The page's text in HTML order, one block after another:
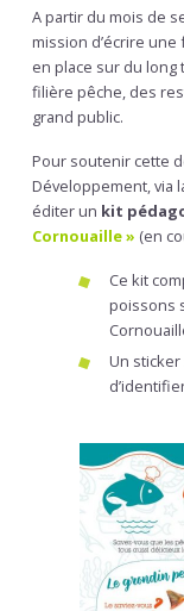
A partir du mois de
mission d’écrire
en place sur du long
filière pêche, des
grand public.
Pour soutenir cette
Développement, via
éditer un kit
Cornouaille » (en
Ce kit
poissons
Un